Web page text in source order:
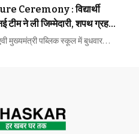
Ceremony : विद्यार्थी
टीम ने ली जिम्मेदारी, शपथ ग्रहण
नेतृत्व और अनुशासन का संदेश
मुख्यमंत्री पब्लिक स्कूल में बुधवार…